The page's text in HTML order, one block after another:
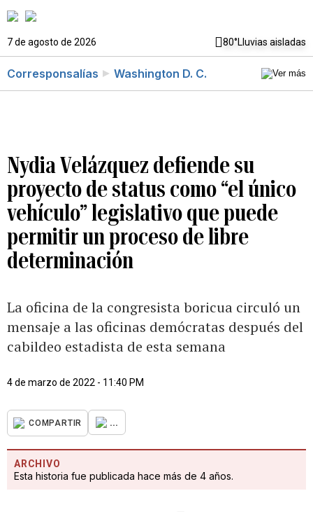
7 de agosto de 2026 80°Lluvias aisladas
Corresponsalías Washington D. C.
Nydia Velázquez defiende su
proyecto de status como “el único
vehículo” legislativo que puede
permitir un proceso de libre
determinación
La oficina de la congresista boricua circuló un
mensaje a las oficinas demócratas después del
cabildeo estadista de esta semana
4 de marzo de 2022 - 11:40 PM
COMPARTIR ...
ARCHIVO
Esta historia fue publicada hace más de 4 años.